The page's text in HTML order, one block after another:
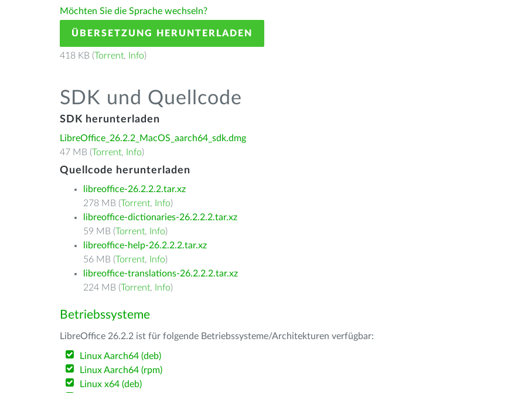
Möchten Sie die Sprache wechseln?
ÜBERSETZUNG HERUNTERLADEN
418 KB (Torrent, Info)
SDK und Quellcode
SDK herunterladen
LibreOffice_26.2.2_MacOS_aarch64_sdk.dmg
47 MB (Torrent, Info)
Quellcode herunterladen
libreoffice-26.2.2.2.tar.xz
278 MB (Torrent, Info)
libreoffice-dictionaries-26.2.2.2.tar.xz
59 MB (Torrent, Info)
libreoffice-help-26.2.2.2.tar.xz
56 MB (Torrent, Info)
libreoffice-translations-26.2.2.2.tar.xz
224 MB (Torrent, Info)
Betriebssysteme
LibreOffice 26.2.2 ist für folgende Betriebssysteme/Architekturen verfügbar:
Linux Aarch64 (deb)
Linux Aarch64 (rpm)
Linux x64 (deb)